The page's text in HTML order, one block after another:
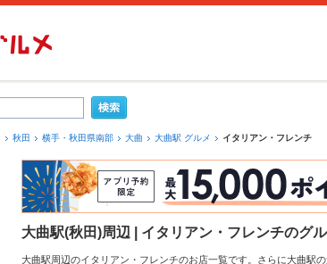
秋田 横手・秋田県南部 大曲 大曲駅 グルメ イタリアン・フレンチ
大曲駅(秋田)周辺 | イタリアン・フレンチのグ
大曲駅周辺のイタリアン・フレンチのお店一覧です。さらに大曲駅